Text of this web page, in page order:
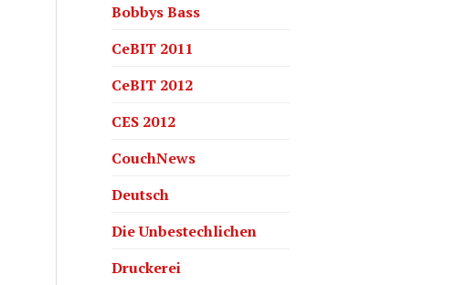
Bobbys Bass
CeBIT 2011
CeBIT 2012
CES 2012
CouchNews
Deutsch
Die Unbestechlichen
Druckerei